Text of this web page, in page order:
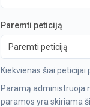
Paremti peticiją
Paremti peticiją
Kiekvienas šiai peticijai
Paramą administruoja
paramos yra skiriama